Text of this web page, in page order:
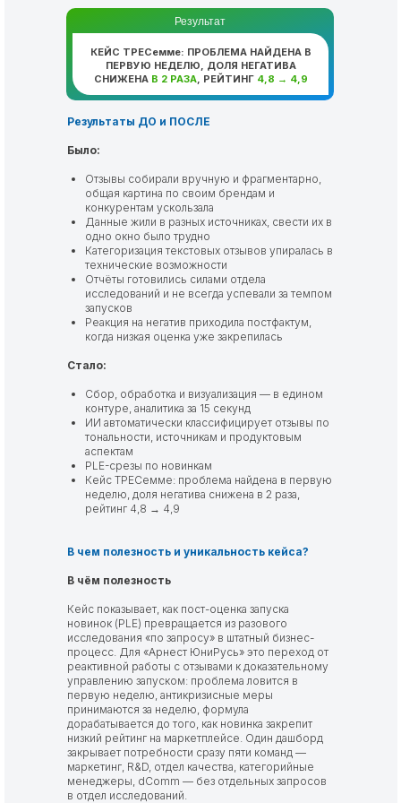
Результаты ДО и ПОСЛЕ
Было:
Отзывы собирали вручную и фрагментарно,
общая картина по своим брендам и
конкурентам ускользала
Данные жили в разных источниках, свести их в
одно окно было трудно
Категоризация текстовых отзывов упиралась в
технические возможности
Отчёты готовились силами отдела
исследований и не всегда успевали за темпом
запусков
Реакция на негатив приходила постфактум,
когда низкая оценка уже закрепилась
Стало:
Сбор, обработка и визуализация — в едином
контуре, аналитика за 15 секунд
ИИ автоматически классифицирует отзывы по
тональности, источникам и продуктовым
аспектам
PLE-срезы по новинкам
Кейс ТРЕСемме: проблема найдена в первую
неделю, доля негатива снижена в 2 раза,
рейтинг 4,8 → 4,9
В чем полезность и уникальность кейса?
В чём полезность
Кейс показывает, как пост-оценка запуска
новинок (PLE) превращается из разового
исследования «по запросу» в штатный бизнес-
процесс. Для «Арнест ЮниРусь» это переход от
реактивной работы с отзывами к доказательному
управлению запуском: проблема ловится в
первую неделю, антикризисные меры
принимаются за неделю, формула
дорабатывается до того, как новинка закрепит
низкий рейтинг на маркетплейсе. Один дашборд
закрывает потребности сразу пяти команд —
маркетинг, R&D, отдел качества, категорийные
менеджеры, dComm — без отдельных запросов
в отдел исследований.
Результат
КЕЙС ТРЕСемме: ПРОБЛЕМА НАЙДЕНА В
ПЕРВУЮ НЕДЕЛЮ, ДОЛЯ НЕГАТИВА
СНИЖЕНА В 2 РАЗА, РЕЙТИНГ 4,8 → 4,9